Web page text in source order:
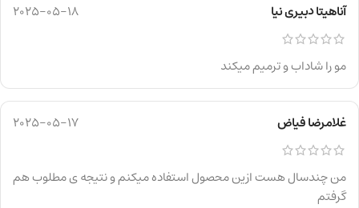
آناهیتا دبیری نیا 2025-05-18
مو را شاداب و ترمیم میکند
غلامرضا فیاض 2025-05-17
من چندسال هست ازین محصول استفاده میکنم و نتیجه ی مطلوب هم
گرفتم